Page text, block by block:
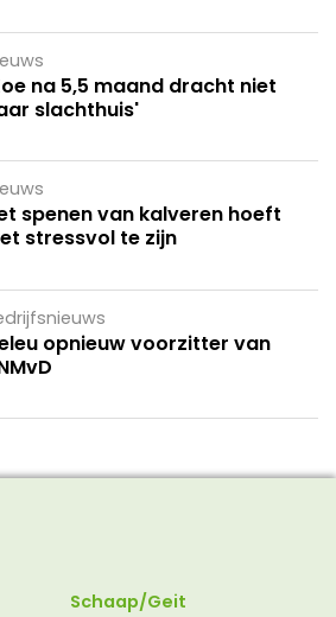
na 5,5 maand dracht niet
slachthuis'
spenen van kalveren hoeft
stressvol te zijn
opnieuw voorzitter van
Schaap/Geit